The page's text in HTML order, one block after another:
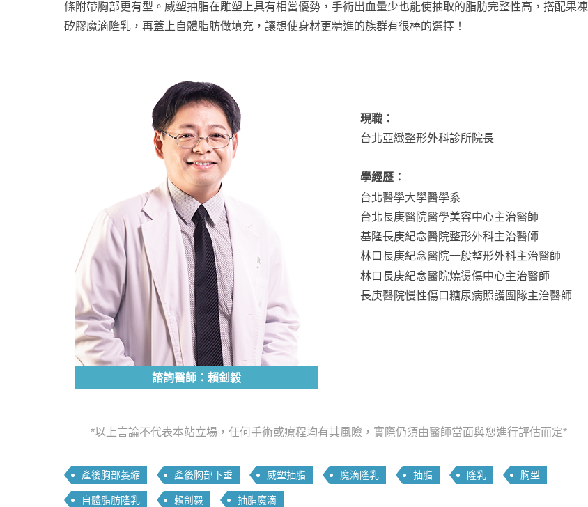
條附帶胸部更有型。威塑抽脂在雕塑上具有相當優勢，手術出血量少也能使抽取的脂肪完整性高，搭配果凍
矽膠魔滴隆乳，再蓋上自體脂肪做填充，讓想使身材更精進的族群有很棒的選擇！
諮詢醫師：賴釗毅
現職：
台北亞緻整形外科診所院長
學經歷：
台北醫學大學醫學系
台北長庚醫院醫學美容中心主治醫師
基隆長庚紀念醫院整形外科主治醫師
林口長庚紀念醫院一般整形外科主治醫師
林口長庚紀念醫院燒燙傷中心主治醫師
長庚醫院慢性傷口糖尿病照護團隊主治醫師
*以上言論不代表本站立場，任何手術或療程均有其風險，實際仍須由醫師當面與您進行評估而定*
產後胸部萎縮 產後胸部下垂 威塑抽脂 魔滴隆乳 抽脂 隆乳 胸型
自體脂肪隆乳 賴釗毅 抽脂魔滴